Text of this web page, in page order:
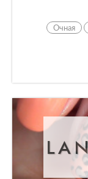
Очная